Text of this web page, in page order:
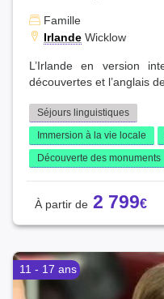
Famille
Irlande Wicklow
L’Irlande en version
découvertes et l’anglais
Séjours linguistiques
Immersion à la vie locale
Découverte des monuments
2 799
11 - 17 ans